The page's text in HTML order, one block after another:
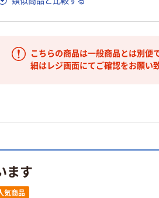
こちらの商品は一般商品とは別便
細はレジ画面にてご確認をお願い
ます
気商品